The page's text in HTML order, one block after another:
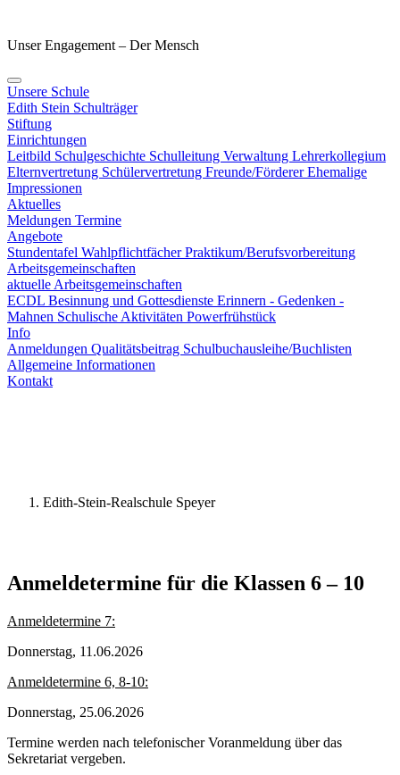
Unser Engagement – Der Mensch
Unsere Schule
Edith Stein Schulträger
Stiftung
Einrichtungen
Leitbild Schulgeschichte Schulleitung Verwaltung Lehrerkollegium
Elternvertretung Schülervertretung Freunde/FördererEhemalige
Impressionen
Aktuelles
Meldungen Termine
Angebote
Stundentafel WahlpflichtfächerPraktikum/Berufsvorbereitung
Arbeitsgemeinschaften
aktuelle Arbeitsgemeinschaften
ECDL Besinnung und Gottesdienste Erinnern - Gedenken -
Mahnen Schulische Aktivitäten Powerfrühstück
Info
Anmeldungen Qualitätsbeitrag Schulbuchausleihe/Buchlisten
Allgemeine Informationen
Kontakt
Edith-Stein-Realschule Speyer
Anmeldetermine für die Klassen 6 – 10
Anmeldetermine 7:
Donnerstag, 11.06.2026
Anmeldetermine 6, 8-10:
Donnerstag, 25.06.2026
Termine werden nach telefonischer Voranmeldung über das
Sekretariat vergeben.